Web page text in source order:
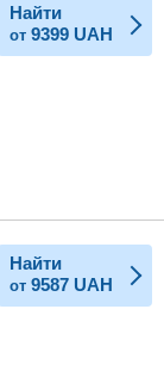
Найти
от 9399 UAH
Найти
от 9587 UAH